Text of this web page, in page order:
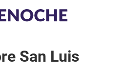
San Luis